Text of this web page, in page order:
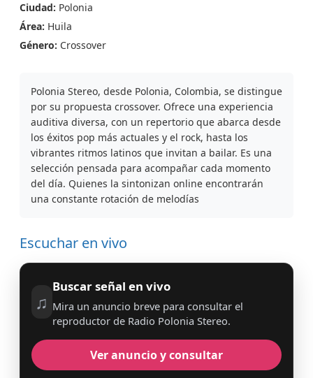
Ciudad: Polonia
Área: Huila
Género: Crossover
Polonia Stereo, desde Polonia, Colombia, se distingue
por su propuesta crossover. Ofrece una experiencia
auditiva diversa, con un repertorio que abarca desde
los éxitos pop más actuales y el rock, hasta los
vibrantes ritmos latinos que invitan a bailar. Es una
selección pensada para acompañar cada momento
del día. Quienes la sintonizan online encontrarán
una constante rotación de melodías
Escuchar en vivo
♫
Buscar señal en vivo
Mira un anuncio breve para consultar el
reproductor de Radio Polonia Stereo.
Ver anuncio y consultar